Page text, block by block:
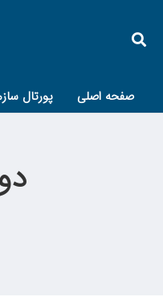
صفحه اصلی پورتال